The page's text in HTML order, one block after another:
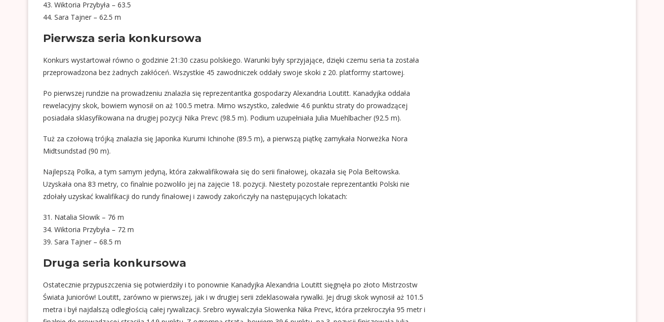
43. Wiktoria Przybyła – 63.5
44. Sara Tajner – 62.5 m
Pierwsza seria konkursowa
Konkurs wystartował równo o godzinie 21:30 czasu polskiego. Warunki były sprzyjające, dzięki czemu seria ta została
przeprowadzona bez żadnych zakłóceń. Wszystkie 45 zawodniczek oddały swoje skoki z 20. platformy startowej.
Po pierwszej rundzie na prowadzeniu znalazła się reprezentantka gospodarzy Alexandria Loutitt. Kanadyjka oddała
rewelacyjny skok, bowiem wynosił on aż 100.5 metra. Mimo wszystko, zaledwie 4.6 punktu straty do prowadzącej
posiadała sklasyfikowana na drugiej pozycji Nika Prevc (98.5 m). Podium uzupełniała Julia Muehlbacher (92.5 m).
Tuż za czołową trójką znalazła się Japonka Kurumi Ichinohe (89.5 m), a pierwszą piątkę zamykała Norweżka Nora
Midtsundstad (90 m).
Najlepszą Polka, a tym samym jedyną, która zakwalifikowała się do serii finałowej, okazała się Pola Bełtowska.
Uzyskała ona 83 metry, co finalnie pozwolilo jej na zajęcie 18. pozycji. Niestety pozostałe reprezentantki Polski nie
zdołały uzyskać kwalifikacji do rundy finałowej i zawody zakończyły na następujących lokatach:
31. Natalia Słowik – 76 m
34. Wiktoria Przybyła – 72 m
39. Sara Tajner – 68.5 m
Druga seria konkursowa
Ostatecznie przypuszczenia się potwierdziły i to ponownie Kanadyjka Alexandria Loutitt sięgnęła po złoto Mistrzostw
Świata Juniorów! Loutitt, zarówno w pierwszej, jak i w drugiej serii zdeklasowała rywalki. Jej drugi skok wynosił aż 101.5
metra i był najdalszą odległością całej rywalizacji. Srebro wywalczyła Słowenka Nika Prevc, która przekroczyła 95 metr i